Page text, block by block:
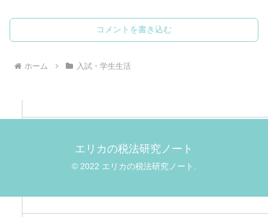
コメントを書き込む
ホーム 入試・学生生活
エリカの税法研究ノート
© 2022 エリカの税法研究ノート.